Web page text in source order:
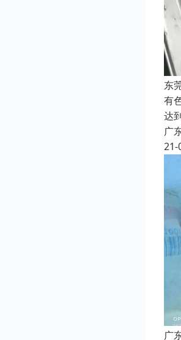
东
有
达
广
21-
广